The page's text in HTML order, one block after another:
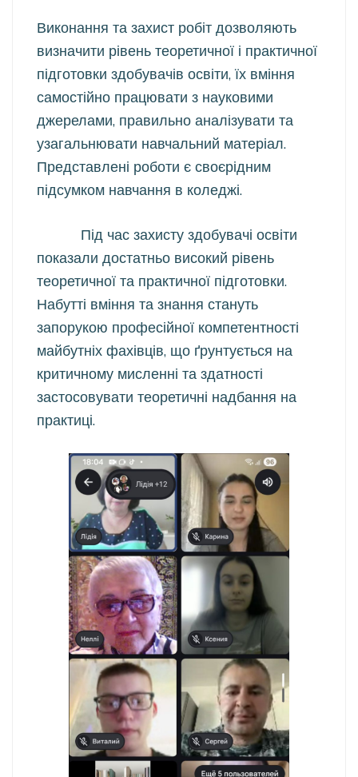
Виконання та захист робіт дозволяють
визначити рівень теоретичної і практичної
підготовки здобувачів освіти, їх вміння
самостійно працювати з науковими
джерелами, правильно аналізувати та
узагальнювати навчальний матеріал.
Представлені роботи є своєрідним
підсумком навчання в коледжі.
Під час захисту здобувачі освіти
показали достатньо високий рівень
теоретичної та практичної підготовки.
Набутті вміння та знання стануть
запорукою професійної компетентності
майбутніх фахівців, що ґрунтується на
критичному мисленні та здатності
застосовувати теоретичні надбання на
практиці.